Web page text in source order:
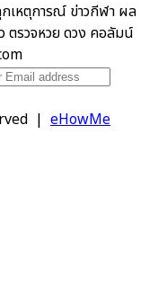
เหตุการณ์ ข่าวกีฬา ผล
ตรวจหวย ดวง คอลัมน์
| eHowMe